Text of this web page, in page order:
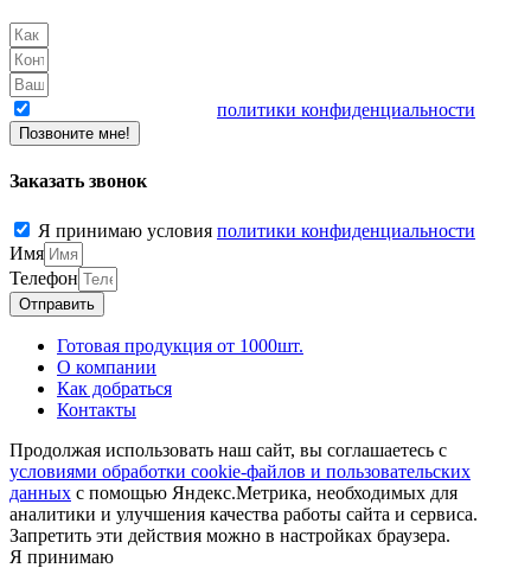
политики конфиденциальности
Позвоните мне!
Заказать звонок
Я принимаю условия политики конфиденциальности
Имя
Телефон
Отправить
Готовая продукция от 1000шт.
О компании
Как добраться
Контакты
Продолжая использовать наш сайт, вы соглашаетесь с
условиями обработки cookie-файлов и пользовательских
данных с помощью Яндекс.Метрика, необходимых для
аналитики и улучшения качества работы сайта и сервиса.
Запретить эти действия можно в настройках браузера.
Я принимаю